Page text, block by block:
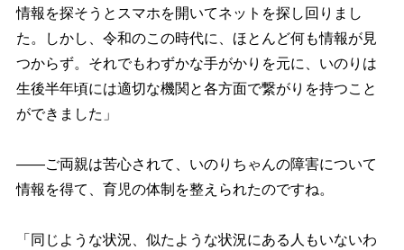
情報を探そうとスマホを開いてネットを探し回りまし
た。しかし、令和のこの時代に、ほとんど何も情報が見
つからず。それでもわずかな手がかりを元に、いのりは
生後半年頃には適切な機関と各方面で繋がりを持つこと
ができました」
――ご両親は苦心されて、いのりちゃんの障害について
情報を得て、育児の体制を整えられたのですね。
「同じような状況、似たような状況にある人もいないわ